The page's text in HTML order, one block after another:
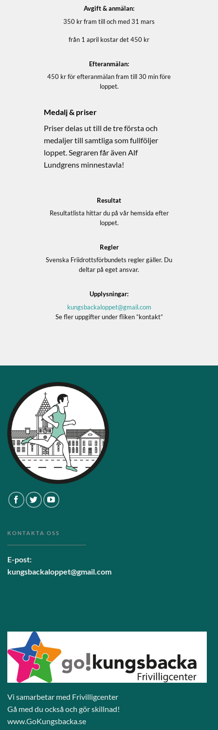
Avgift & anmälan:
350 kr fram till och med 31 mars
från 1 april kostar det 450 kr
Efteranmälan:
450 kr för efteranmälan fram till 30 min före
loppet.
Medalj & priser
Priser delas ut till de tre första och
medaljer till samtliga som fullföljer
loppet. Segraren får även Alf
Lundgrens minnestavla!
Resultat
Resultatlista hittar du på vår hemsida efter
loppet.
Regler
Svenska Friidrottsförbundets regler gäller. Du
deltar på eget ansvar.
Upplysningar:
kungsbackaloppet@gmail.com
Se fler uppgifter under fliken ”kontakt”
KONTAKTA OSS
E-post:
kungsbackaloppet@gmail.com
Vi samarbetar med Frivilligcenter
Gå med du också och gör skillnad!
www.GoKungsbacka.se